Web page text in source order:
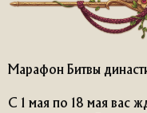
Марафон Битвы
С 1 мая по 18 мая вас